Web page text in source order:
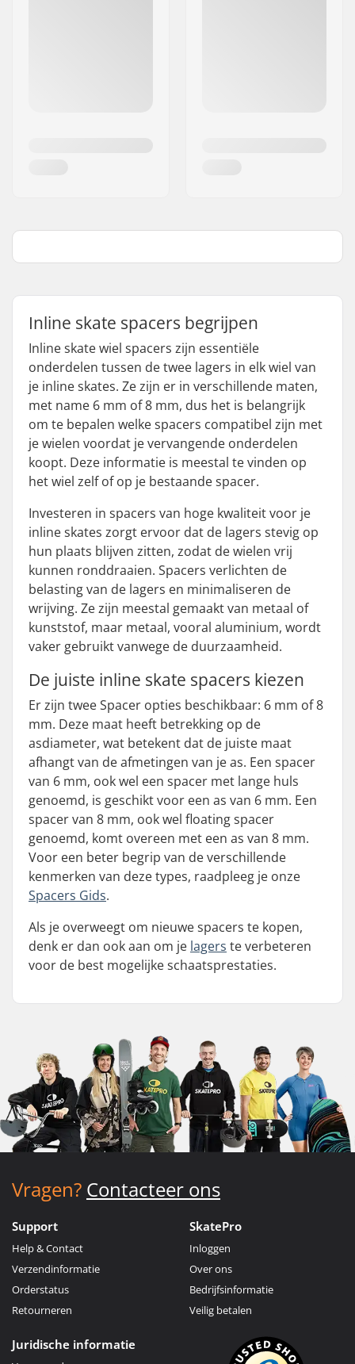
Inline skate spacers begrijpen
Inline skate wiel spacers zijn essentiële
onderdelen tussen de twee lagers in elk wiel van
je inline skates. Ze zijn er in verschillende maten,
met name 6 mm of 8 mm, dus het is belangrijk
om te bepalen welke spacers compatibel zijn met
je wielen voordat je vervangende onderdelen
koopt. Deze informatie is meestal te vinden op
het wiel zelf of op je bestaande spacer.
Investeren in spacers van hoge kwaliteit voor je
inline skates zorgt ervoor dat de lagers stevig op
hun plaats blijven zitten, zodat de wielen vrij
kunnen ronddraaien. Spacers verlichten de
belasting van de lagers en minimaliseren de
wrijving. Ze zijn meestal gemaakt van metaal of
kunststof, maar metaal, vooral aluminium, wordt
vaker gebruikt vanwege de duurzaamheid.
De juiste inline skate spacers kiezen
Er zijn twee Spacer opties beschikbaar: 6 mm of 8
mm. Deze maat heeft betrekking op de
asdiameter, wat betekent dat de juiste maat
afhangt van de afmetingen van je as. Een spacer
van 6 mm, ook wel een spacer met lange huls
genoemd, is geschikt voor een as van 6 mm. Een
spacer van 8 mm, ook wel floating spacer
genoemd, komt overeen met een as van 8 mm.
Voor een beter begrip van de verschillende
kenmerken van deze types, raadpleeg je onze
Spacers Gids.
Als je overweegt om nieuwe spacers te kopen,
denk er dan ook aan om je lagers te verbeteren
voor de best mogelijke schaatsprestaties.
Vragen? Contacteer ons
Support
Help & Contact
Verzendinformatie
Orderstatus
Retourneren
SkatePro
Inloggen
Over ons
Bedrijfsinformatie
Veilig betalen
Juridische informatie